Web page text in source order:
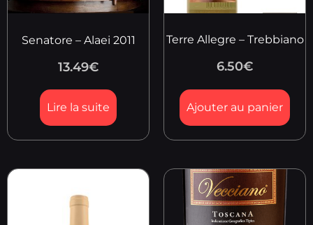
Senatore – Alaei 2011
13.49€
Lire la suite
Terre Allegre – Trebbiano
6.50€
Ajouter au panier